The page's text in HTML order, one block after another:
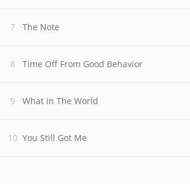
The Note
Time Off From Good Behavior
What In The World
You Still Got Me